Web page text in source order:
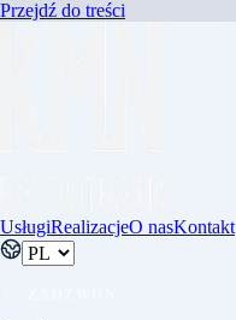
Przejdź do treści
UsługiRealizacjeO nasKontakt